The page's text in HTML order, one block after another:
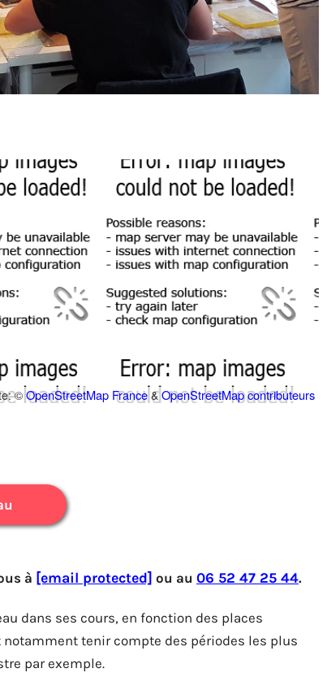
© OpenStreetMap France &OpenStreetMap contributeurs
à [email protected] ou au 06 52 47 25 44.
dans ses cours, en fonction des places
notamment tenir compte des périodes les plus
par exemple.